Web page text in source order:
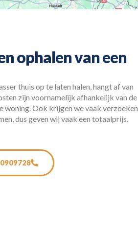
ophalen van een
thuis op te laten halen, hangt af van
zijn voornamelijk afhankelijk van de
woning. Ook krijgen we vaak verzoeken
dus geven wij vaak een totaalprijs.